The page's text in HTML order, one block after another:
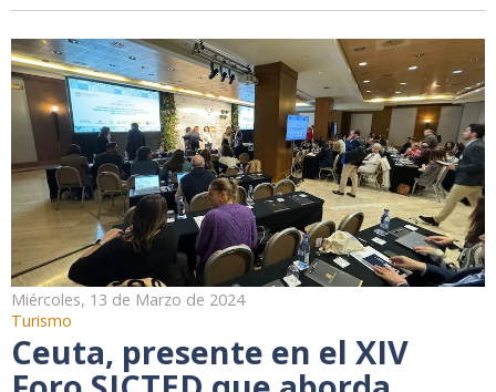
Miércoles, 13 de Marzo de 2024
Turismo
Ceuta, presente en el XIV